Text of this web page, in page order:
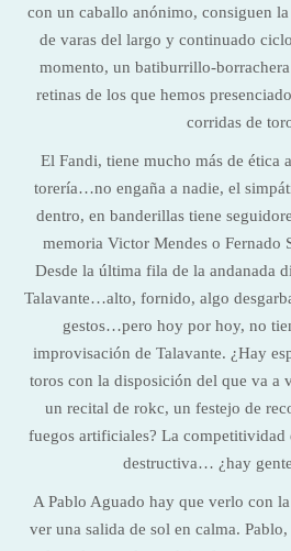
con un caballo anónimo, consiguen
de varas del largo y continuado
momento, un batiburrillo-
retinas de los que hemos
corridas de
El Fandi, tiene mucho más de ética
torería…no engaña a nadie, el
dentro, en banderillas tiene
memoria Victor Mendes o Fernado
Desde la última fila de la andanada
Talavante…alto, fornido, algo
gestos…pero hoy por hoy, no
improvisación de Talavante. ¿Hay
toros con la disposición del que va a
un recital de rokc, un festejo de
fuegos artificiales? La competitividad
destructiva… ¿hay
A Pablo Aguado hay que verlo con
ver una salida de sol en calma.